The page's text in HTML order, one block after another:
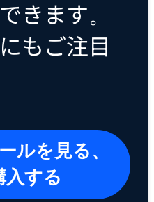
きます。
もご注目
ルを見る、
入する